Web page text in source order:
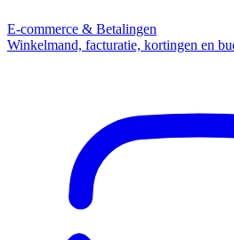
E-commerce & Betalingen
Winkelmand, facturatie, kortingen en